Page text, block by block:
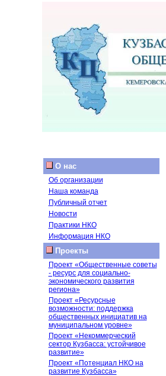
О нас
Об организации
Наша команда
Публичный отчет
Новости
Практики НКО
Информация НКО
Проекты
Проект «Общественные советы
- ресурс для социально-
экономического развития
региона»
Проект «Ресурсные
возможности: поддержка
общественных инициатив на
муниципальном уровне»
Проект «Некоммерческий
сектор Кузбасса: устойчивое
развитие»
Проект «Потенциал НКО на
развитие Кузбасса»